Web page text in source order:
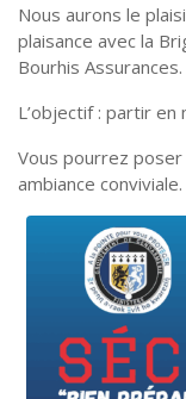
Nous aurons le
plaisance avec la
Bourhis Assurances.
L’objectif : partir en
Vous pourrez
ambiance